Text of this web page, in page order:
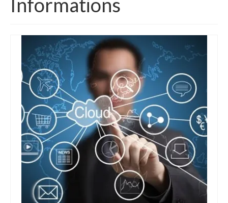
TAXI PRO FORMATIONS
Devenir taxi – Formation initiale
Avantages du métier de chauffeur de Taxi ?
Livret d’Accueil Formation Devenir Taxi
Formation à la mobilité : Changez de
département en toute sérénité !
Formation Pratique « Admission »
Formation Passerelle
Calendrier de Formation : Lancez votre année
vers la réussite !
Formation Continue de taxi : Une Obligation à